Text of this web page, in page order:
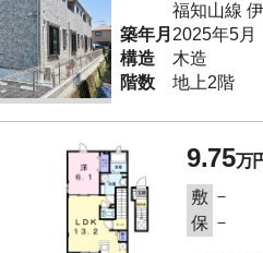
福知山線
築年月 2025年5月
構造
木造
階数
地上2階
9.75万
敷 －
保 －